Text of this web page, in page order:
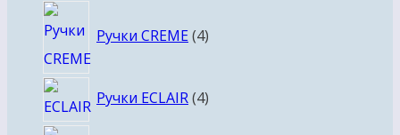
Ручки CREME 4товара
Ручки ECLAIR 44